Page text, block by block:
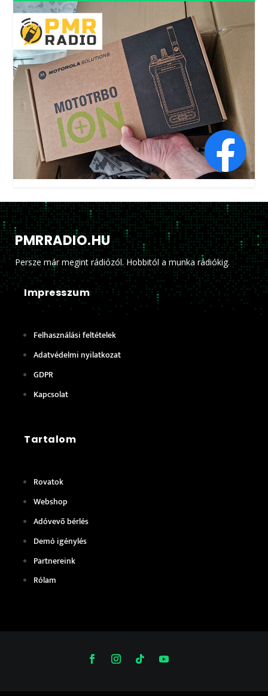
PMRRADIO.HU
Persze már megint rádiózól. Hobbitól a munka rádiókig.
Impresszum
Felhasználási feltételek
Adatvédelmi nyilatkozat
GDPR
Kapcsolat
Tartalom
Rovatok
Webshop
Adóvevő bérlés
Demó igénylés
Partnereink
Rólam